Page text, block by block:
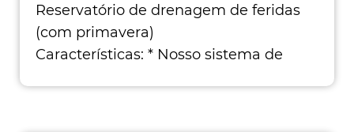
Reservatório de drenagem de feridas
(com primavera)
Características: * Nosso sistema de